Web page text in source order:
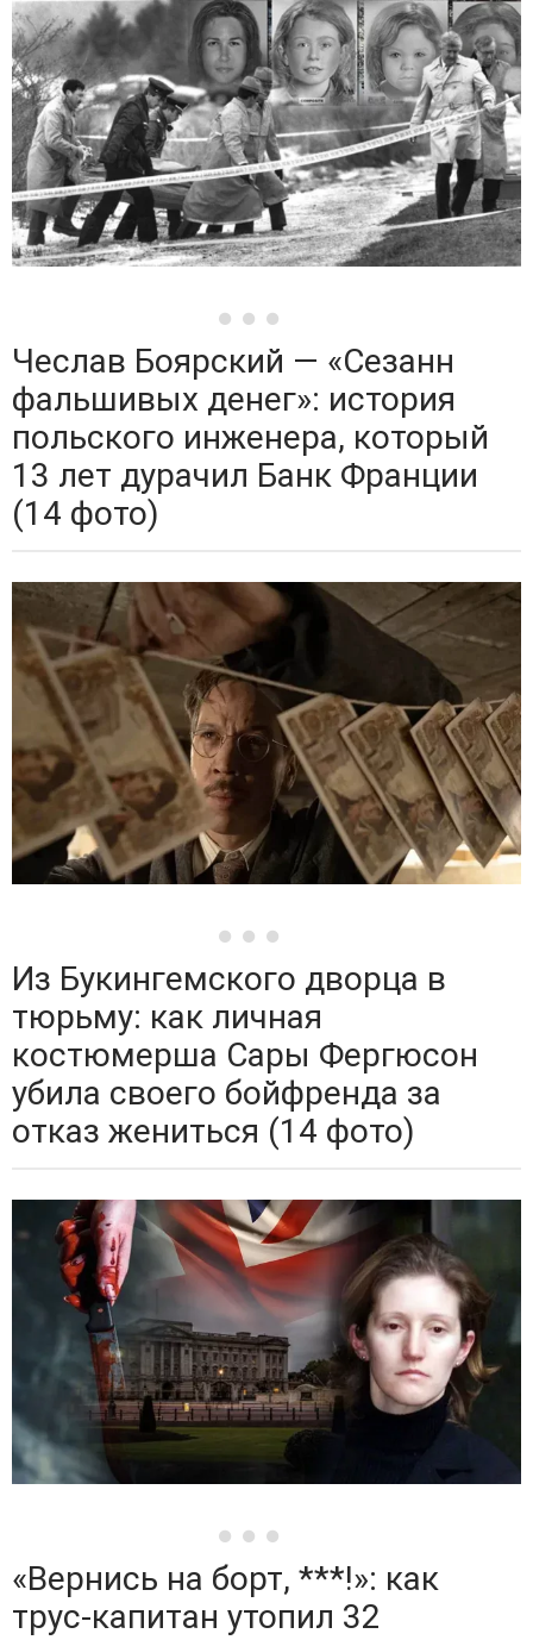
Чеслав Боярский — «Сезанн
фальшивых денег»: история
польского инженера, который
13 лет дурачил Банк Франции
(14 фото)
Из Букингемского дворца в
тюрьму: как личная
костюмерша Сары Фергюсон
убила своего бойфренда за
отказ жениться (14 фото)
«Вернись на борт, ***!»: как
трус-капитан утопил 32